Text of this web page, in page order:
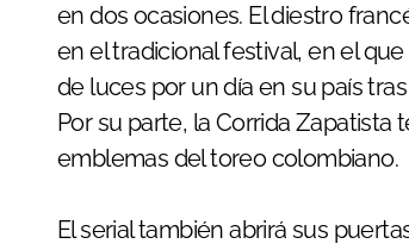
en dos ocasiones. El diestro
en el tradicional festival, en el
de luces por un día en su país
Por su parte, la Corrida
emblemas del toreo colombiano.
El serial también abrirá sus